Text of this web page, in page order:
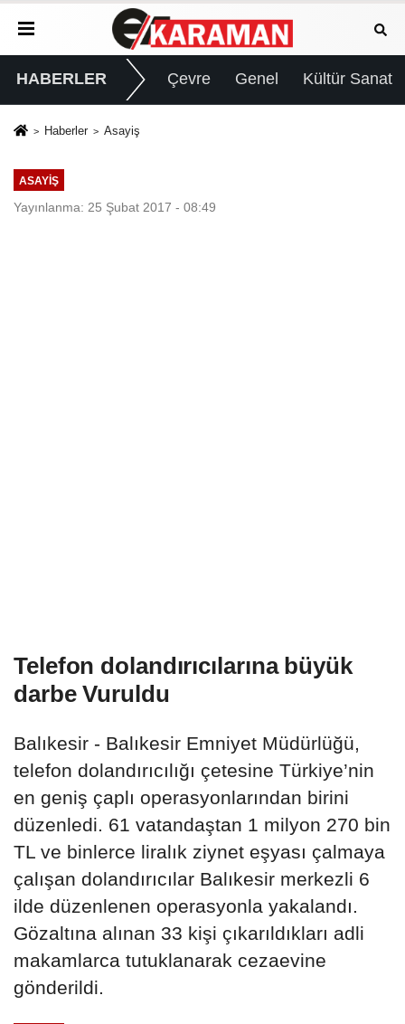
HABERLER Çevre Genel Kültür Sanat
Haberler Asayiş
ASAYIŞ
Yayınlanma: 25 Şubat 2017 - 08:49
Telefon dolandırıcılarına büyük
darbe Vuruldu
Balıkesir - Balıkesir Emniyet Müdürlüğü,
telefon dolandırıcılığı çetesine Türkiye’nin
en geniş çaplı operasyonlarından birini
düzenledi. 61 vatandaştan 1 milyon 270 bin
TL ve binlerce liralık ziynet eşyası çalmaya
çalışan dolandırıcılar Balıkesir merkezli 6
ilde düzenlenen operasyonla yakalandı.
Gözaltına alınan 33 kişi çıkarıldıkları adli
makamlarca tutuklanarak cezaevine
gönderildi.